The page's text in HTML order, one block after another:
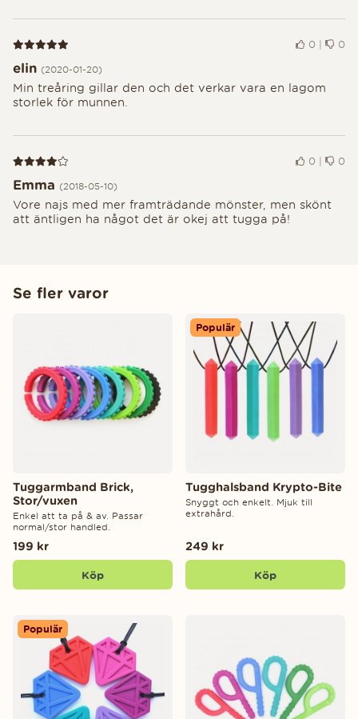
Recension 5 av 5 0 0
elin (2020-01-20)
Min treåring gillar den och det verkar vara en lagom
storlek för munnen.
Recension 4 av 5 0 0
Emma (2018-05-10)
Vore najs med mer framträdande mönster, men skönt
att äntligen ha något det är okej att tugga på!
Se fler varor
Tuggarmband Brick,
Stor/vuxen
Enkel att ta på & av. Passar
normal/stor handled.
199 kr
Köp
Populär
Tugghalsband Krypto-Bite
Snyggt och enkelt. Mjuk till
extrahård.
249 kr
Köp
Populär